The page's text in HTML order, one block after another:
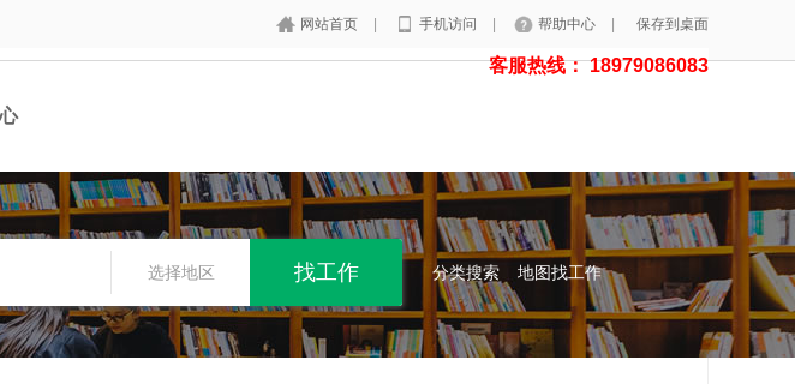
网站首页 手机访问 帮助中心 保存到桌面
客服热线： 18979086083
选择地区 分类搜索 地图找工作